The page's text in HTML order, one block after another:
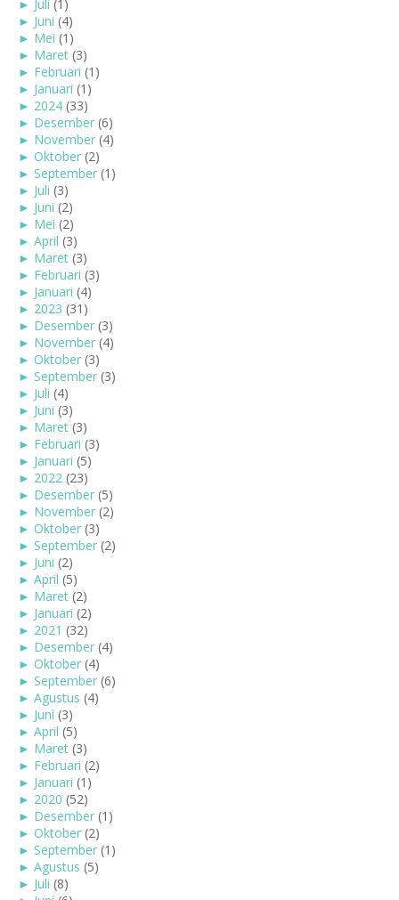
► Juli (1)
► Juni (4)
► Mei (1)
► Maret (3)
► Februari (1)
► Januari (1)
► 2024 (33)
► Desember (6)
► November (4)
► Oktober (2)
► September (1)
► Juli (3)
► Juni (2)
► Mei (2)
► April (3)
► Maret (3)
► Februari (3)
► Januari (4)
► 2023 (31)
► Desember (3)
► November (4)
► Oktober (3)
► September (3)
► Juli (4)
► Juni (3)
► Maret (3)
► Februari (3)
► Januari (5)
► 2022 (23)
► Desember (5)
► November (2)
► Oktober (3)
► September (2)
► Juni (2)
► April (5)
► Maret (2)
► Januari (2)
► 2021 (32)
► Desember (4)
► Oktober (4)
► September (6)
► Agustus (4)
► Juni (3)
► April (5)
► Maret (3)
► Februari (2)
► Januari (1)
► 2020 (52)
► Desember (1)
► Oktober (2)
► September (1)
► Agustus (5)
► Juli (8)